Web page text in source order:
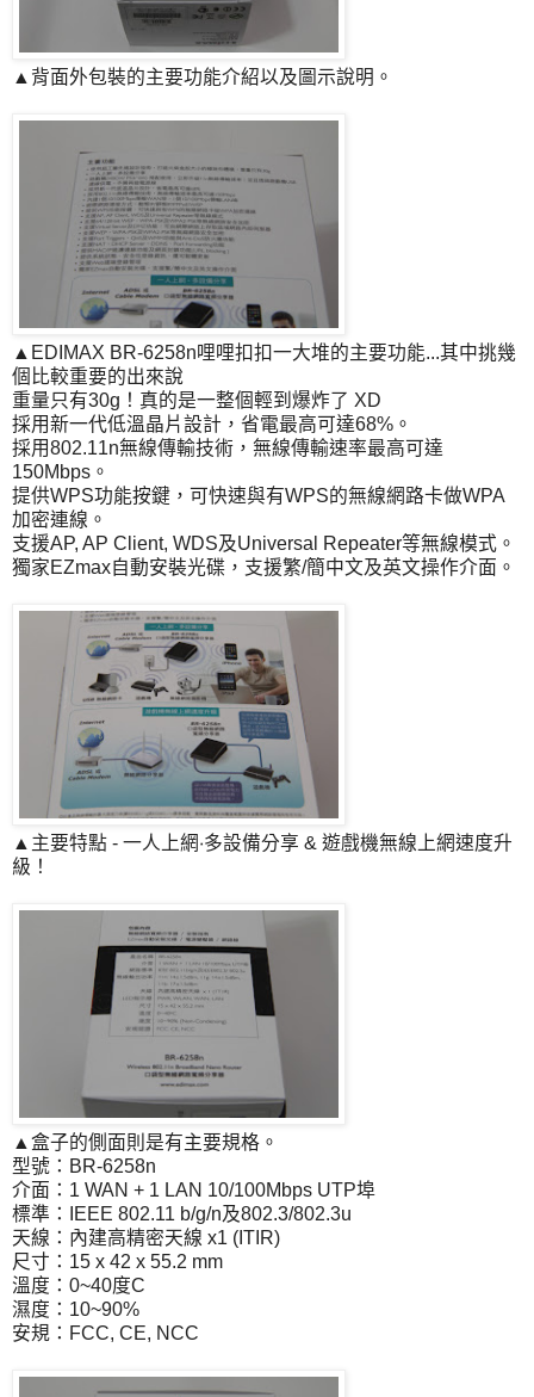
▲背面外包裝的主要功能介紹以及圖示說明。
▲EDIMAX BR-6258n哩哩扣扣一大堆的主要功能...其中挑幾
個比較重要的出來說
重量只有30g！真的是一整個輕到爆炸了 XD
採用新一代低溫晶片設計，省電最高可達68%。
採用802.11n無線傳輸技術，無線傳輸速率最高可達
150Mbps。
提供WPS功能按鍵，可快速與有WPS的無線網路卡做WPA
加密連線。
支援AP, AP Client, WDS及Universal Repeater等無線模式。
獨家EZmax自動安裝光碟，支援繁/簡中文及英文操作介面。
▲主要特點 - 一人上網‧多設備分享 & 遊戲機無線上網速度升
級！
▲盒子的側面則是有主要規格。
型號：BR-6258n
介面：1 WAN + 1 LAN 10/100Mbps UTP埠
標準：IEEE 802.11 b/g/n及802.3/802.3u
天線：內建高精密天線 x1 (ITIR)
尺寸：15 x 42 x 55.2 mm
溫度：0~40度C
濕度：10~90%
安規：FCC, CE, NCC